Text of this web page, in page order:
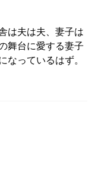
は夫は夫、妻子は
舞台に愛する妻子
なっているはず。